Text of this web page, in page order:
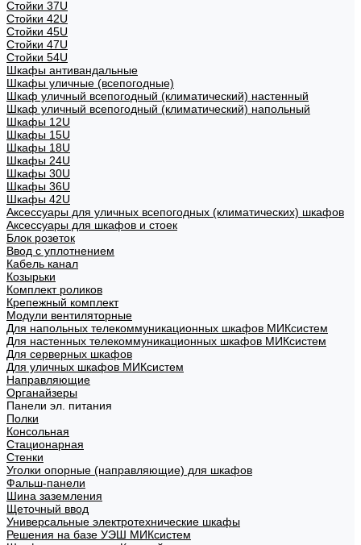
Стойки 37U
Стойки 42U
Стойки 45U
Стойки 47U
Стойки 54U
Шкафы антивандальные
Шкафы уличные (всепогодные)
Шкаф уличный всепогодный (климатический) настенный
Шкаф уличный всепогодный (климатический) напольный
Шкафы 12U
Шкафы 15U
Шкафы 18U
Шкафы 24U
Шкафы 30U
Шкафы 36U
Шкафы 42U
Аксессуары для уличных всепогодных (климатических) шкафов
Аксессуары для шкафов и стоек
Блок розеток
Ввод с уплотнением
Кабель канал
Козырьки
Комплект роликов
Крепежный комплект
Модули вентиляторные
Для напольных телекоммуникационных шкафов МИКсистем
Для настенных телекоммуникационных шкафов МИКсистем
Для серверных шкафов
Для уличных шкафов МИКсистем
Направляющие
Органайзеры
Панели эл. питания
Полки
Консольная
Стационарная
Стенки
Уголки опорные (направляющие) для шкафов
Фальш-панели
Шина заземления
Щеточный ввод
Универсальные электротехнические шкафы
Решения на базе УЭШ МИКсистем